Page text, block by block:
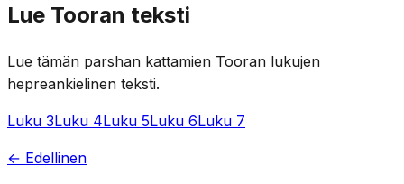
Lue Tooran teksti
Lue tämän parshan kattamien Tooran lukujen
hepreankielinen teksti.
Luku 3Luku 4Luku 5Luku 6Luku 7
← Edellinen